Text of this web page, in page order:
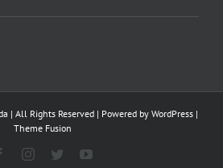
| All Rights Reserved | Powered by WordPress |
Theme Fusion
FacebookInstagram
TwitterYouTube